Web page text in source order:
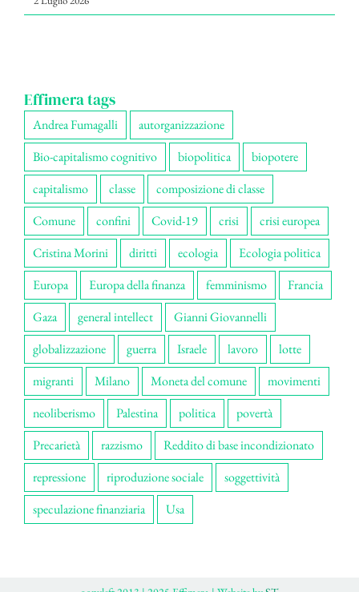
Effimera tags
Andrea Fumagalli
autorganizzazione
Bio-capitalismo cognitivo
biopolitica
biopotere
capitalismo
classe
composizione di classe
Comune
confini Covid-19 crisi
crisi europea
Cristina Morini
diritti ecologia
Ecologia politica
Europa
Europa della finanza femminismo
Francia
Gaza
general intellect
Gianni Giovannelli
globalizzazione
guerra Israele lavoro
lotte
migranti
Milano Moneta del comune
movimenti
neoliberismo
Palestina politica
povertà
Precarietà
razzismo
Reddito di base incondizionato
repressione
riproduzione sociale
soggettività
speculazione finanziaria
Usa